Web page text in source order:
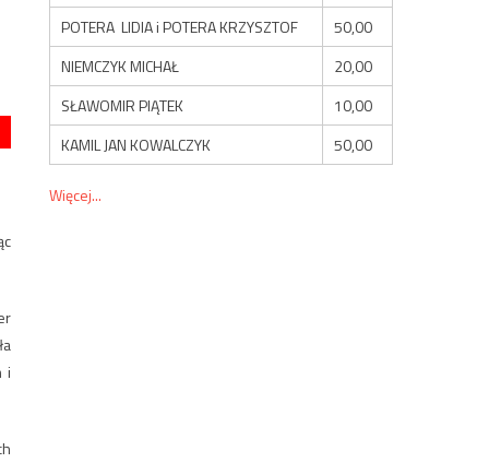
i
POTERA LIDIA i POTERA KRZYSZTOF
50,00
NIEMCZYK MICHAŁ
20,00
SŁAWOMIR PIĄTEK
10,00
KAMIL JAN KOWALCZYK
50,00
Więcej...